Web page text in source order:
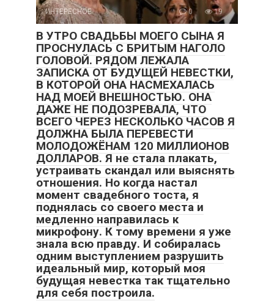
ИНТЕРЕСНОЕ 0 19
В УТРО СВАДЬБЫ МОЕГО СЫНА Я
ПРОСНУЛАСЬ С БРИТЫМ НАГОЛО
ГОЛОВОЙ. РЯДОМ ЛЕЖАЛА
ЗАПИСКА ОТ БУДУЩЕЙ НЕВЕСТКИ,
В КОТОРОЙ ОНА НАСМЕХАЛАСЬ
НАД МОЕЙ ВНЕШНОСТЬЮ. ОНА
ДАЖЕ НЕ ПОДОЗРЕВАЛА, ЧТО
ВСЕГО ЧЕРЕЗ НЕСКОЛЬКО ЧАСОВ Я
ДОЛЖНА БЫЛА ПЕРЕВЕСТИ
МОЛОДОЖЁНАМ 120 МИЛЛИОНОВ
ДОЛЛАРОВ. Я не стала плакать,
устраивать скандал или выяснять
отношения. Но когда настал
момент свадебного тоста, я
поднялась со своего места и
медленно направилась к
микрофону. К тому времени я уже
знала всю правду. И собиралась
одним выступлением разрушить
идеальный мир, который моя
будущая невестка так тщательно
для себя построила.